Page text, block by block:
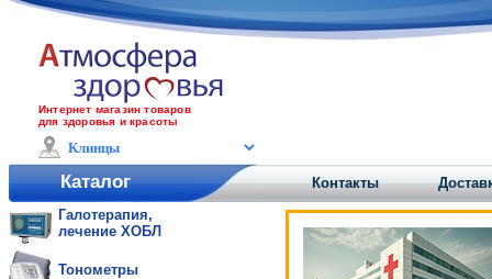
Интернет магазин товаров
для здоровья и красоты
Каталог Контакты
Галотерапия,
лечение ХОБЛ
Тонометры